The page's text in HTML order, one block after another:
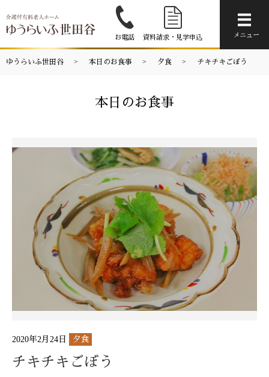
お電話 資料請求・見学申込 メニュー
ゆうらいふ世田谷 本日のお食事 夕食 チキチキごぼう
本日のお食事
2020年2月24日 夕食
チキチキごぼう